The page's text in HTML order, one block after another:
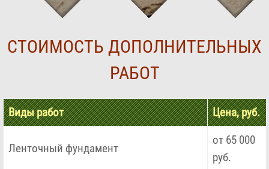
СТОИМОСТЬ ДОПОЛНИТЕЛЬНЫХ
РАБОТ
Виды работ Цена, руб.
Ленточный фундамент
от 65 000
руб.